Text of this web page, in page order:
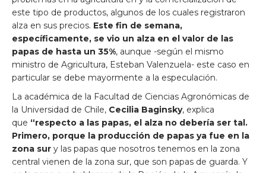
este tipo de productos, algunos de los cuales registraron
alza en sus precios. Este fin de semana,
específicamente, se vio un alza en el valor de las
papas de hasta un 35%, aunque -según el mismo
ministro de Agricultura, Esteban Valenzuela- este caso en
particular se debe mayormente a la especulación.
La académica de la Facultad de Ciencias Agronómicas de
la Universidad de Chile, Cecilia Baginsky, explica
que “respecto a las papas, el alza no debería ser tal.
Primero, porque la producción de papas ya fue en la
zona sur y las papas que nosotros tenemos en la zona
central vienen de la zona sur, que son papas de guarda. Y